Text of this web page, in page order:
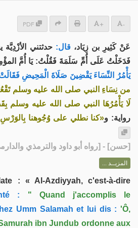
PDF + -
عَنْ كَثِيرِ بن زِيَاد، قال: حدثتني
فَدَخَلْتُ عَلَى أُمِّ سَلَمَةَ فَقُلْتُ: يَا أُمَّ
يَأْمُرُ النِّسَاءَ يَقْضِينَ صَلَاةَ الْمَحِيضِ
من نِسَاءِ النبي صلى الله عليه وسلم
لَا يَأْمُرُهَا النبي صلى الله عليه وسلم
رواية: و«كنا نطلي على وُجُوهنا
[حسن] - [رواه أبو داود والترمذي
المزيــد ...
: « Al-Azdiyyah, c'est-à-dire
:
" Quand j'accomplis le
Umm Salamah et lui dis : 'Ô,
ibn Jundub ordonne aux